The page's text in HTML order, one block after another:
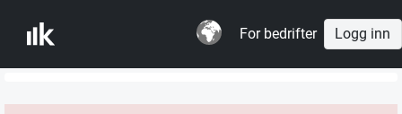
For bedrifter Logg inn